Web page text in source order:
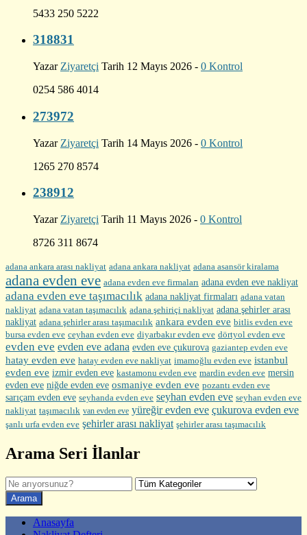
5433 250 5222
318831
Yazar Ziyaretçi Tarih 12 Mayıs 2026 - 0 Kontrol
0254 586 4014
273972
Yazar Ziyaretçi Tarih 14 Mayıs 2026 - 0 Kontrol
1265 270 8574
238912
Yazar Ziyaretçi Tarih 11 Mayıs 2026 - 0 Kontrol
8726 311 8674
adana ankara arası nakliyat adana ankara nakliyat adana asansör kiralama
adana evden eve adana evden eve firmaları adana evden eve nakliyat
adana evden eve taşımacılık adana nakliyat firmaları adana vatan
nakliyat adana vatan taşımacılık adana şehiriçi nakliyat adana şehirler arası
nakliyat adana şehirler arası taşımacılık ankara evden eve bitlis evden eve
bursa evden eve ceyhan evden eve diyarbakır evden eve dörtyol evden eve
evden eve evden eve adana evden eve çukurova gaziantep evden eve
hatay evden eve hatay evden eve nakliyat imamoğlu evden eve istanbul
evden eve izmir evden eve kastamonu evden eve mardin evden eve mersin
evden eve niğde evden eve osmaniye evden eve pozantı evden eve
sarıçam evden eve seyhanda evden eve seyhan evden eve seyhan evden eve
nakliyat taşımacılık van evden eve yüreğir evden eve çukurova evden eve
şanlı urfa evden eve şehirler arası nakliyat şehirler arası taşımacılık
Arama Seri İlanlar
Anasayfa